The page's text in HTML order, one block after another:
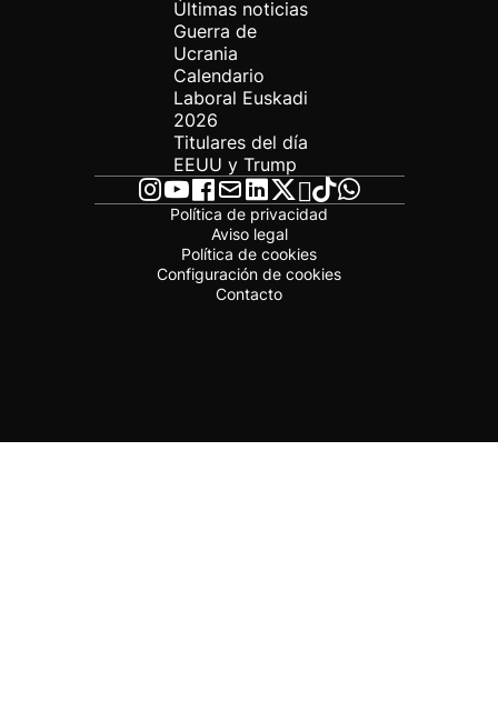
Últimas noticias
Guerra de
Ucrania
Calendario
Laboral Euskadi
2026
Titulares del día
EEUU y Trump
Política de privacidad
Aviso legal
Política de cookies
Configuración de cookies
Contacto